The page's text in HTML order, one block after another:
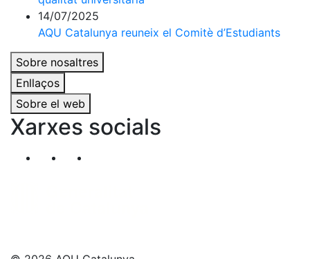
14/07/2025
AQU Catalunya reuneix el Comitè d’Estudiants
Sobre nosaltres
Enllaços
Sobre el web
Xarxes socials
Segueix-nos al nostre canal de Twitter